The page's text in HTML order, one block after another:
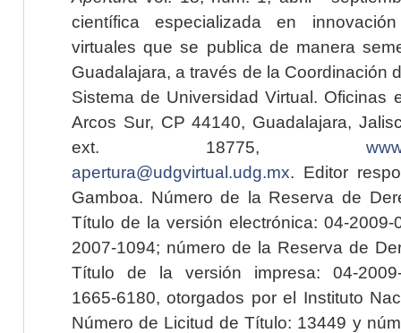
científica especializada en
virtuales que se publica de manera
Guadalajara, a través de la Coordinación
Sistema de Universidad Virtual. Oficinas
Arcos Sur, CP 44140, Guadalajara,
ext. 18775,
apertura@udgvirtual.udg.mx. Editor
Gamboa. Número de la Reserva de
Título de la versión electrónica: 04-2009-
2007-1094; número de la Reserva de
Título de la versión impresa: 04-2009-
1665-6180, otorgados por el Instituto
Número de Licitud de Título: 13449 y